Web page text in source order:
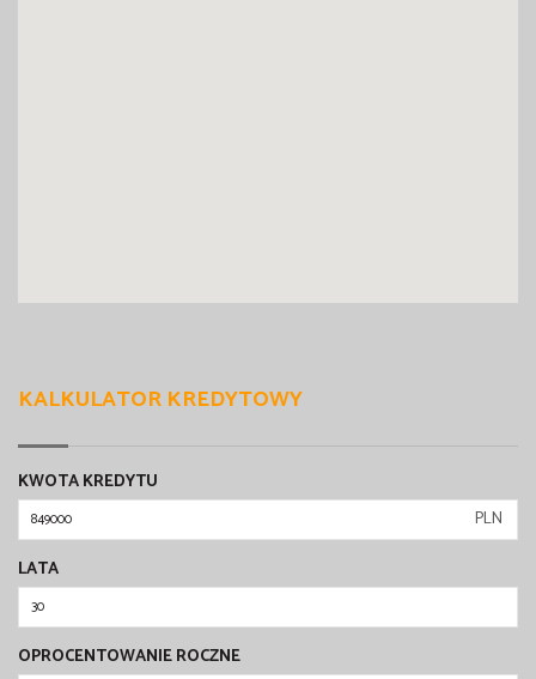
KALKULATOR KREDYTOWY
KWOTA KREDYTU
PLN
LATA
OPROCENTOWANIE ROCZNE